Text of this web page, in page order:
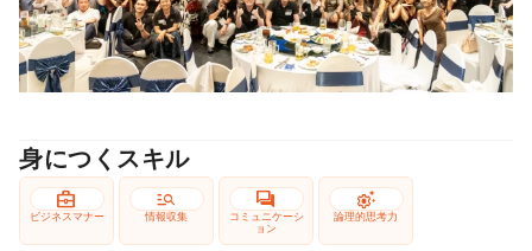
身につくスキル
business_center
ビジネスマナー
manage_search
情報収集
forum
コミュニケーシ
ョン
settings_suggest
論理的思考力